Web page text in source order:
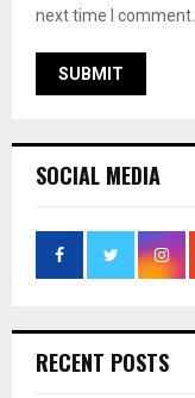
next time I comment.
SOCIAL MEDIA
RECENT POSTS